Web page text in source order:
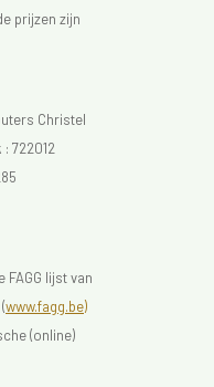
prijzen zijn
Christel
: 722012
lijst van
www.fagg.be)
(online)